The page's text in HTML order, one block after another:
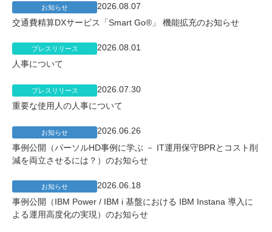
お知らせ
2026.08.07
交通費精算DXサービス「Smart Go®」 機能拡充のお知らせ
プレスリリース
2026.08.01
人事について
プレスリリース
2026.07.30
重要な使用人の人事について
お知らせ
2026.06.26
事例公開（パーソルHD事例に学ぶ － IT運用保守BPRとコスト削
減を両立させるには？）のお知らせ
お知らせ
2026.06.18
事例公開（IBM Power / IBM i 基盤における IBM Instana 導入に
よる運用高度化の実現）のお知らせ